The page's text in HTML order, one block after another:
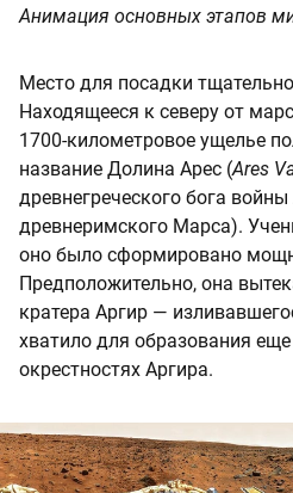
Анимация основных этапов
Место для посадки
Находящееся к северу от
1700-километровое ущелье
название Долина Арес (Ares
древнегреческого бога
древнеримского Марса).
оно было сформировано
Предположительно, она
кратера Аргир —
хватило для образования
окрестностях Аргира.